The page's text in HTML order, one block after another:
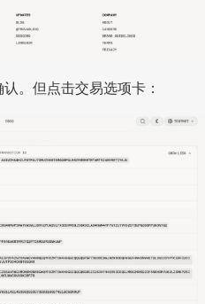
。但点击交易选项卡：